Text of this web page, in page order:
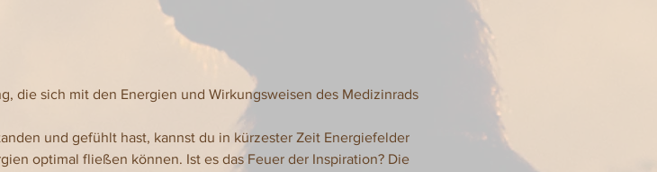
die sich mit den Energien und Wirkungsweisen des Medizinrads
und gefühlt hast, kannst du in kürzester Zeit Energiefelder
optimal fließen können. Ist es das Feuer der Inspiration? Die